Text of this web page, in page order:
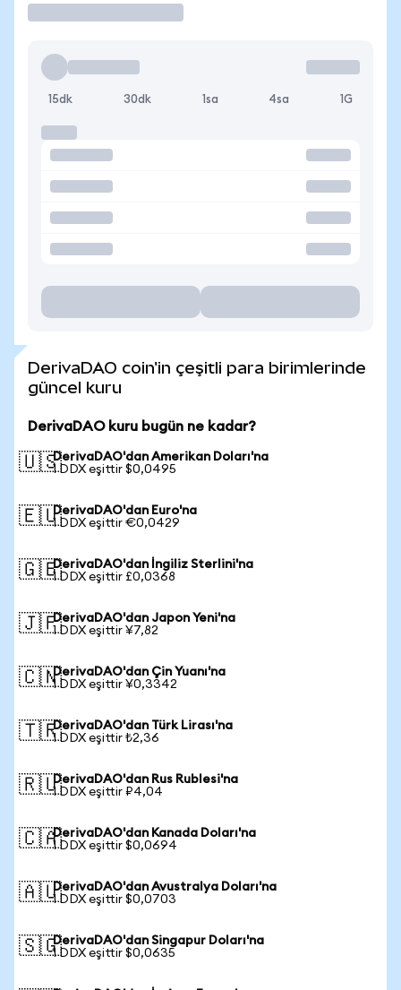
15dk 30dk 1sa 4sa 1G
DerivaDAO coin'in çeşitli para birimlerinde
güncel kuru
DerivaDAO kuru bugün ne kadar?
🇺🇸DerivaDAO'dan Amerikan Doları'na
1 DDX eşittir $0,0495
🇪🇺DerivaDAO'dan Euro'na
1 DDX eşittir €0,0429
🇬🇧DerivaDAO'dan İngiliz Sterlini'na
1 DDX eşittir £0,0368
🇯🇵DerivaDAO'dan Japon Yeni'na
1 DDX eşittir ¥7,82
🇨🇳DerivaDAO'dan Çin Yuanı'na
1 DDX eşittir ¥0,3342
🇹🇷DerivaDAO'dan Türk Lirası'na
1 DDX eşittir ₺2,36
🇷🇺DerivaDAO'dan Rus Rublesi'na
1 DDX eşittir ₽4,04
🇨🇦DerivaDAO'dan Kanada Doları'na
1 DDX eşittir $0,0694
🇦🇺DerivaDAO'dan Avustralya Doları'na
1 DDX eşittir $0,0703
🇸🇬DerivaDAO'dan Singapur Doları'na
1 DDX eşittir $0,0635